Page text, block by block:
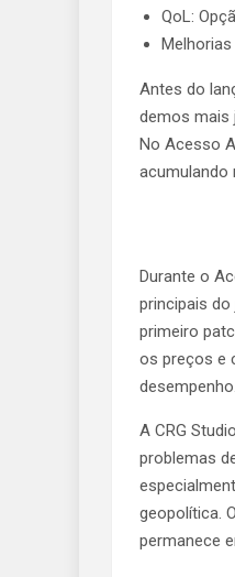
QoL:
Antes do
demos mais
No Acesso
acumulando
Durante o
principais
primeiro
os preços e
desempenho.
A CRG
problemas
geopolítica.
permanece